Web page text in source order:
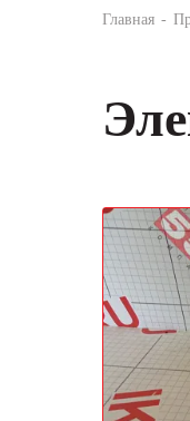
Главная